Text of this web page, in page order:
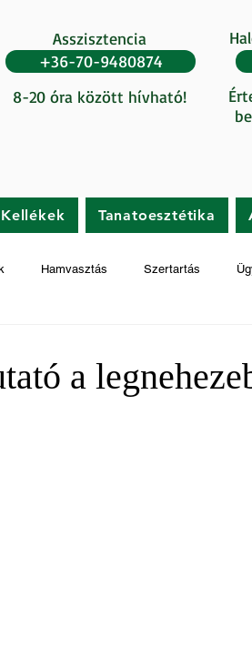
Asszisztencia
8-20 óra között hívható!
+36-70-9480874
Kellékek Tanatoesztétika
Hamvasztás Szertartás
a